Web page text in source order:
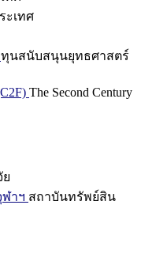
ะเทศ
ทุนสนับสนุนยุทธศาสตร์
The Second Century
าฯ สถาบันทรัพย์สิน